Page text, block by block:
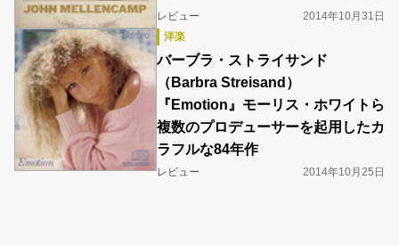
レビュー
2014年10月31日
洋楽
バーブラ・ストライサンド
（Barbra Streisand）
『Emotion』モーリス・ホワイトら
複数のプロデューサーを起用したカ
ラフルな84年作
レビュー 2014年10月25日